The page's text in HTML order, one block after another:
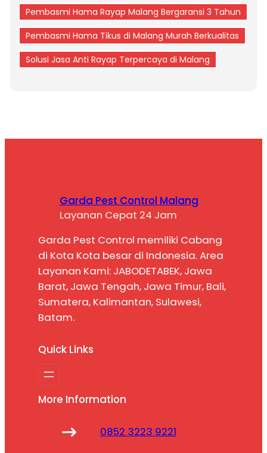
Pembasmi Hama Rayap Malang Bergaransi 3 Tahun
Pembasmi Hama Tikus di Malang Murah Berkualitas
Solusi Jasa Anti Rayap Terpercaya di Malang
Garda Pest Control Malang
Layanan Cepat 24 Jam
Garda Pest Control memiliki Cabang
di Kota Kota besar di Indonesia. Area
Layanan Kami: JABODETABEK, Jawa
Barat, Jawa Tengah, Jawa Timur, Bali,
Sumatera, Kalimantan, Sulawesi,
Batam.
Quick Links
More Information
0852 3223 9221